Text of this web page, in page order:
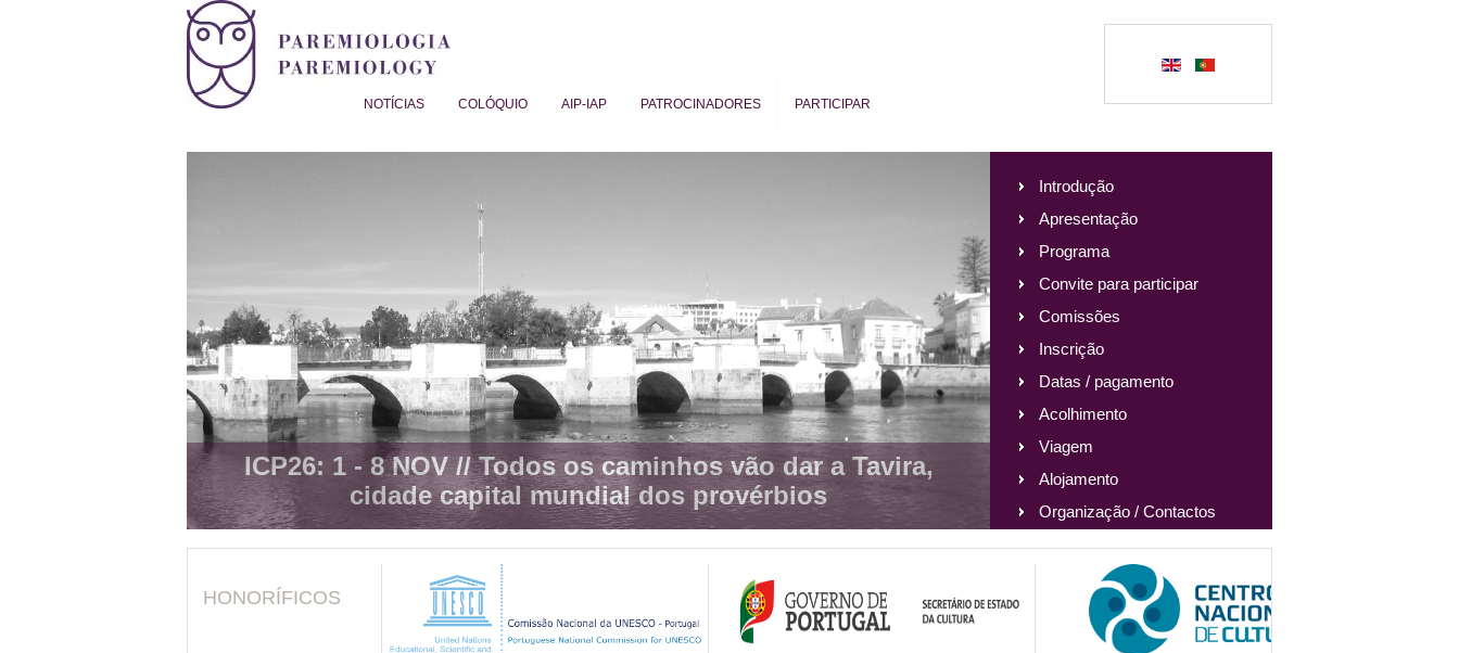
NOTÍCIAS COLÓQUIO AIP-IAP PATROCINADORES PARTICIPAR
ICP26: 1 - 8 NOV //Todos os caminhos vão dar a Tavira,
cidade capital mundial dos provérbios
Introdução
Apresentação
Programa
Convite para participar
Comissões
Inscrição
Datas / pagamento
Acolhimento
Viagem
Alojamento
Organização / Contactos
HONORÍFICOS